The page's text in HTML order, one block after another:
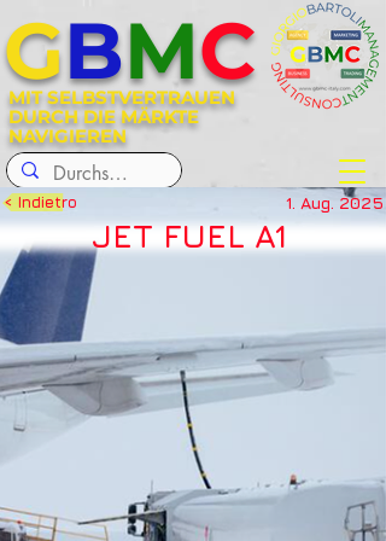
MIT SELBSTVERTRAUEN
DURCH DIE MÄRKTE
NAVIGIEREN
GBMC
< Indietro 1. Aug. 2025
JET FUEL A1